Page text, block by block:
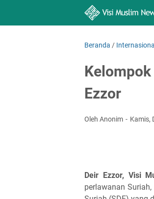
Beranda / Internasional
Ezzor
Oleh Anonim Kamis,
Deir Ezzor, Visi
perlawanan